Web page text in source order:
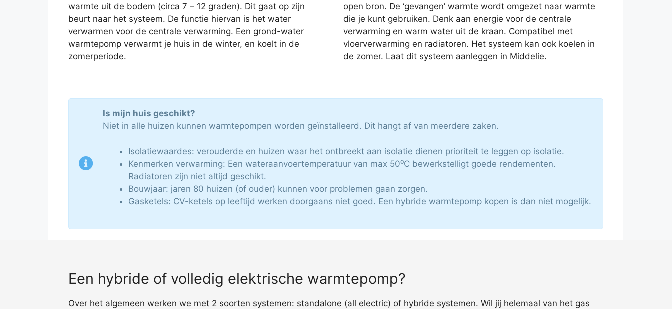
warmte uit de bodem (circa 7 – 12 graden). Dit gaat op zijn
beurt naar het systeem. De functie hiervan is het water
verwarmen voor de centrale verwarming. Een grond-water
warmtepomp verwarmt je huis in de winter, en koelt in de
zomerperiode.
open bron. De ‘gevangen’ warmte wordt omgezet naar warmte
die je kunt gebruiken. Denk aan energie voor de centrale
verwarming en warm water uit de kraan. Compatibel met
vloerverwarming en radiatoren. Het systeem kan ook koelen in
de zomer. Laat dit systeem aanleggen in Middelie.
Is mijn huis geschikt?
Niet in alle huizen kunnen warmtepompen worden geïnstalleerd. Dit hangt af van meerdere zaken.
Isolatiewaardes: verouderde en huizen waar het ontbreekt aan isolatie dienen prioriteit te leggen op isolatie.
Kenmerken verwarming: Een wateraanvoertemperatuur van max 50⁰C bewerkstelligt goede rendementen.
Radiatoren zijn niet altijd geschikt.
Bouwjaar: jaren 80 huizen (of ouder) kunnen voor problemen gaan zorgen.
Gasketels: CV-ketels op leeftijd werken doorgaans niet goed. Een hybride warmtepomp kopen is dan niet mogelijk.
Een hybride of volledig elektrische warmtepomp?
Over het algemeen werken we met 2 soorten systemen: standalone (all electric) of hybride systemen. Wil jij helemaal van het gas